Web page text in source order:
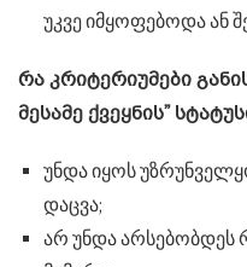
უკვე იმყოფებოდა ან
რა კრიტერიუმები
მესამე ქვეყნის”
უნდა იყოს
დაცვა;
არ უნდა არსებობდეს